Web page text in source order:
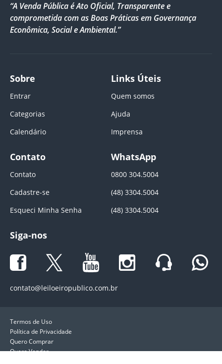
“A Venda Pública é Ato Oficial, Transparente e
comprometida com as Boas Práticas em Governança
Econômica, Social e Ambiental.”
Sobre
Entrar
Categorias
Calendário
Links Úteis
Quem somos
Ajuda
Imprensa
Contato
Contato
Cadastre-se
Esqueci Minha Senha
WhatsApp
0800 304.5004
(48) 3304.5004
(48) 3304.5004
Siga-nos
contato@leiloeiropublico.com.br
Termos de Uso
Política de Privacidade
Quero Comprar
Quero Vender